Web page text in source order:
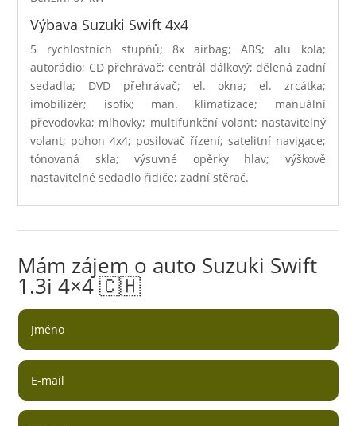
Výbava Suzuki Swift 4x4
5 rychlostních stupňů; 8x airbag; ABS; alu kola;
autorádio; CD přehrávač; centrál dálkový; dělená zadní
sedadla; DVD přehrávač; el. okna; el. zrcátka;
imobilizér; isofix; man. klimatizace; manuální
převodovka; mlhovky; multifunkční volant; nastavitelný
volant; pohon 4x4; posilovač řízení; satelitní navigace;
tónovaná skla; výsuvné opěrky hlav; výškově
nastavitelné sedadlo řidiče; zadní stěrač.
Mám zájem o auto Suzuki Swift
1.3i 4×4 🇨🇭